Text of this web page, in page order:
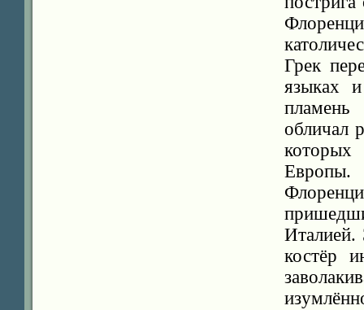
Грек
языках
обличал
Италией.
костёр